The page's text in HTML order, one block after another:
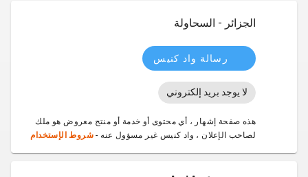
الجزائر - السحاولة
رسالة واد كنيس
لا يوجد بريد إلكتروني
هذه صفحة إشهار ، أي محتوى أو خدمة أو منتج معروض هو ملك
لصاحب الإعلان ، واد كنيس غير مسؤول عنه - شروط الإستخدام